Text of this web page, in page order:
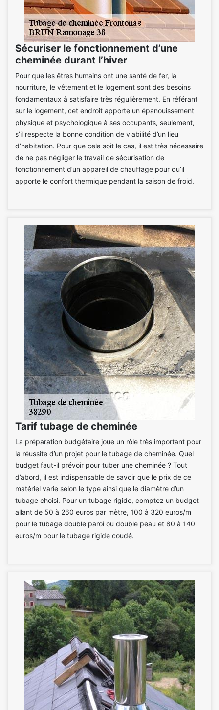
Sécuriser le fonctionnement d’une
cheminée durant l’hiver
Pour que les êtres humains ont une santé de fer, la
nourriture, le vêtement et le logement sont des besoins
fondamentaux à satisfaire très régulièrement. En référant
sur le logement, cet endroit apporte un épanouissement
physique et psychologique à ses occupants, seulement,
s’il respecte la bonne condition de viabilité d’un lieu
d’habitation. Pour que cela soit le cas, il est très nécessaire
de ne pas négliger le travail de sécurisation de
fonctionnement d’un appareil de chauffage pour qu’il
apporte le confort thermique pendant la saison de froid.
Tarif tubage de cheminée
La préparation budgétaire joue un rôle très important pour
la réussite d’un projet pour le tubage de cheminée. Quel
budget faut-il prévoir pour tuber une cheminée ? Tout
d’abord, il est indispensable de savoir que le prix de ce
matériel varie selon le type ainsi que le diamètre d’un
tubage choisi. Pour un tubage rigide, comptez un budget
allant de 50 à 260 euros par mètre, 100 à 320 euros/m
pour le tubage double paroi ou double peau et 80 à 140
euros/m pour le tubage rigide coudé.